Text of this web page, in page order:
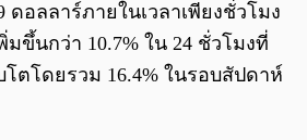
ดอลลาร์ภายในเวลาเพียงชั่วโมง
มขึ้นกว่า 10.7% ใน 24 ชั่วโมงที่
ตโดยรวม 16.4% ในรอบสัปดาห์